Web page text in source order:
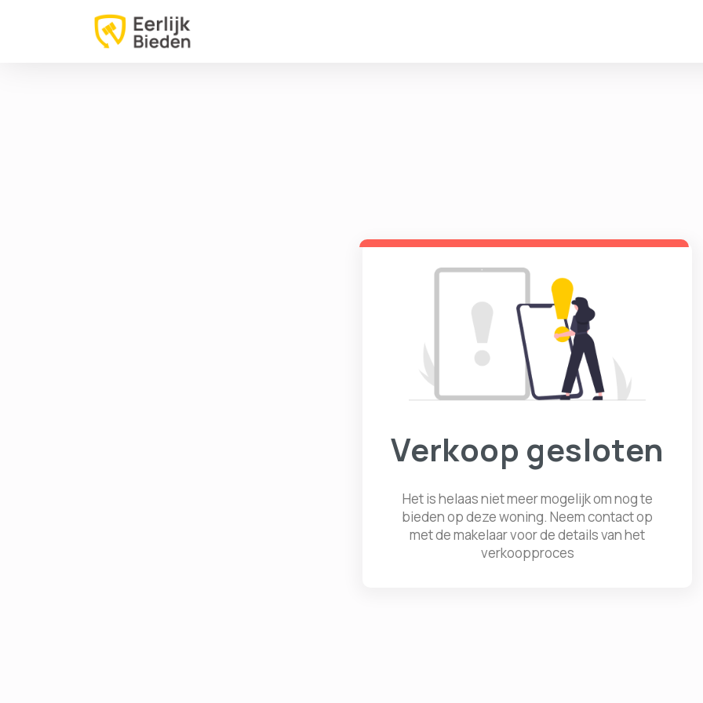
Verkoop gesloten
Het is helaas niet meer mogelijk om nog te
bieden op deze woning. Neem contact op
met de makelaar voor de details van het
verkoopproces